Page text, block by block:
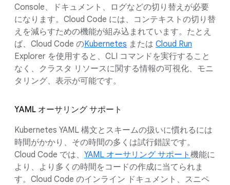
Console、ドキュメント、ログなどの切り替えが必要
になります。Cloud Code には、コンテキストの切り替
えを減らすための機能が組み込まれています。たとえ
ば、Cloud Code のKubernetes または Cloud Run
Explorer を使用すると、CLI コマンドを実行すること
なく、クラスタ リソースに関する情報の可視化、モニ
タリング、表示が可能です。
YAML オーサリング サポート
Kubernetes YAML 構文とスキームの扱いに慣れるには
時間がかかり、その時間の多くは試行錯誤です。
Cloud Code では、 YAML オーサリング サポート 機能に
より、より多くの時間をコードの作成に当てられま
す。Cloud Code のインライン ドキュメント、スニペ